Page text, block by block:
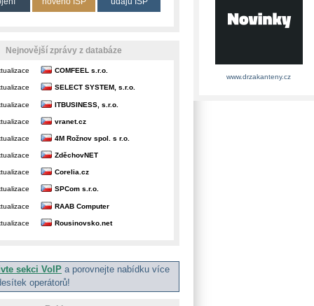
Nejnovější zprávy z databáze
COMFEEL s.r.o.
SELECT SYSTEM, s.r.o.
ITBUSINESS, s.r.o.
vranet.cz
4M Rožnov spol. s r.o.
ZděchovNET
Corelia.cz
SPCom s.r.o.
RAAB Computer
Rousinovsko.net
sekci VoIP a porovnejte nabídku více
operátorů!
www.drzakanteny.cz